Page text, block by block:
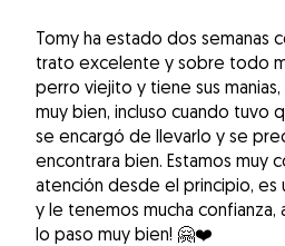
Tomy ha estado dos semanas
trato excelente y sobre todo
perro viejito y tiene sus
muy bien, incluso cuando tuvo
se encargó de llevarlo y se
encontrara bien. Estamos muy
atención desde el principio, es
y le tenemos mucha confianza,
lo paso muy bien! 🤗❤️